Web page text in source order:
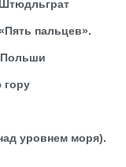
пальцев».
гору
уровнем моря).